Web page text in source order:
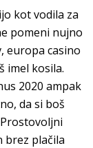
kot vodila za
pomeni nujno
europa casino
imel kosila.
2020 ampak
da si boš
brez plačila